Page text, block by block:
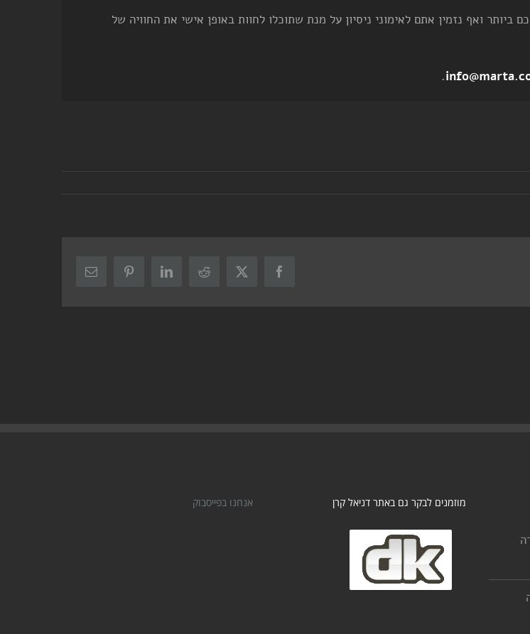
ואף נזמין אתם לאימוני ניסיון על מנת שתוכלו לחוות באופן אישי את החוויה של
.
Facebook
X
Reddit
LinkedIn
Pinterestכתובת
מוזמנים לבקר גם באתר דניאל קרן אנחנו בפייסבוק